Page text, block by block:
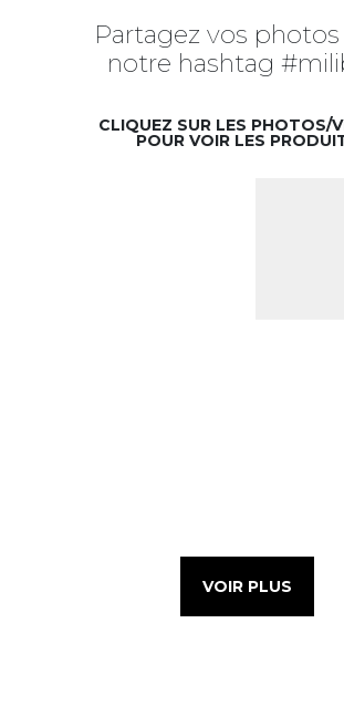
Partagez vos photos
notre hashtag
CLIQUEZ SUR LES PHOTOS/
POUR VOIR LES
VOIR PLUS